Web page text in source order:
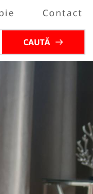
Contact
CAUTĂ